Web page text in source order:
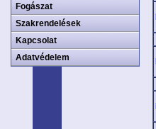
Fogászat
Szakrendelések
Kapcsolat
Adatvédelem